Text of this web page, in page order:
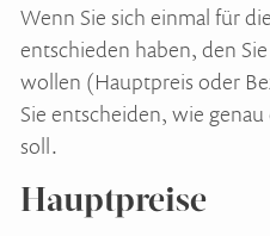
Wenn Sie sich einmal für
entschieden haben, den
wollen (Hauptpreis oder
Sie entscheiden, wie genau
soll.
Hauptpreise